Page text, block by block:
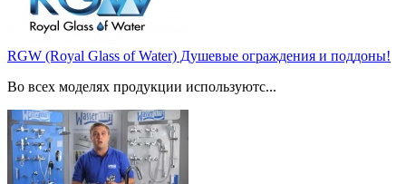
RGW (Royal Glass of Water) Душевые ограждения и поддоны!
Во всех моделях продукции используютс...